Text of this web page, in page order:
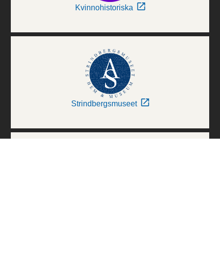
Kvinnohistoriska
Strindbergsmuseet